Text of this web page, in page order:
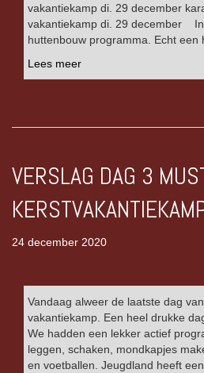
vakantiekamp di. 29 december
vakantiekamp di. 29 december
huttenbouw programma. Echt een
Lees meer
VERSLAG DAG 3
24 december 2020
Vandaag alweer de laatste dag
vakantiekamp. Een heel drukke
We hadden een lekker actief
leggen, schaken, mondkapjes
en voetballen. Jeugdland heeft